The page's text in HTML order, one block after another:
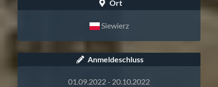
Ort
Siewierz
Anmeldeschluss
01.09.2022 - 20.10.2022